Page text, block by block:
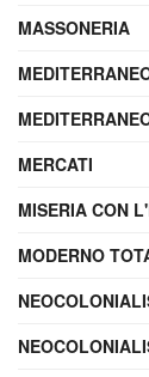
MASSONERIA
MERCATI
MISERIA CON
MODERNO